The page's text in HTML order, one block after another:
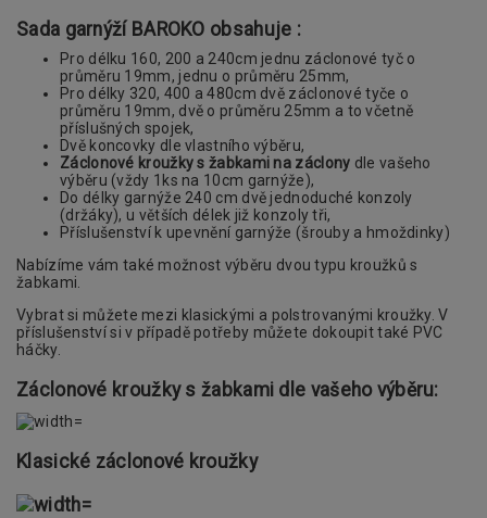
Sada garnýží BAROKO obsahuje :
Pro délku 160, 200 a 240cm jednu záclonové tyč o
průměru 19mm, jednu o průměru 25mm,
Pro délky 320, 400 a 480cm dvě záclonové tyče o
průměru 19mm, dvě o průměru 25mm a to včetně
příslušných spojek,
Dvě koncovky dle vlastního výběru,
Záclonové kroužky s žabkami na záclony dle vašeho
výběru (vždy 1ks na 10cm garnýže),
Do délky garnýže 240 cm dvě jednoduché konzoly
(držáky), u větších délek již konzoly tři,
Příslušenství k upevnění garnýže (šrouby a hmoždinky)
Nabízíme vám také možnost výběru dvou typu kroužků s
žabkami.
Vybrat si můžete mezi klasickými a polstrovanými kroužky. V
příslušenství si v případě potřeby můžete dokoupit také PVC
háčky.
Záclonové kroužky s žabkami dle vašeho výběru:
Klasické záclonové kroužky